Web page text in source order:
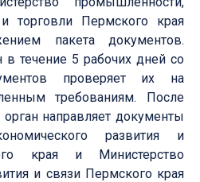
и торговли Пермского края
пакета документов.
течение 5 рабочих дней со
проверяет их на
требованиям. После
направляет документы
развития и
края и Министерство
и связи Пермского края